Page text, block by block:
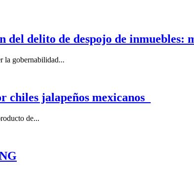
del delito de despojo de inmuebles:
la gobernabilidad...
chiles jalapeños mexicanos
de...